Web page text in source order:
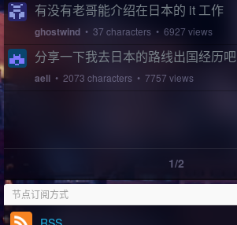
有没有老哥能介绍在日本的 it 工作
ghostwind • 37 characters • 6927 views
分享一下我去日本的路线出国经历吧
aeli • 2073 characters • 7757 views
1/2
节点订阅方式